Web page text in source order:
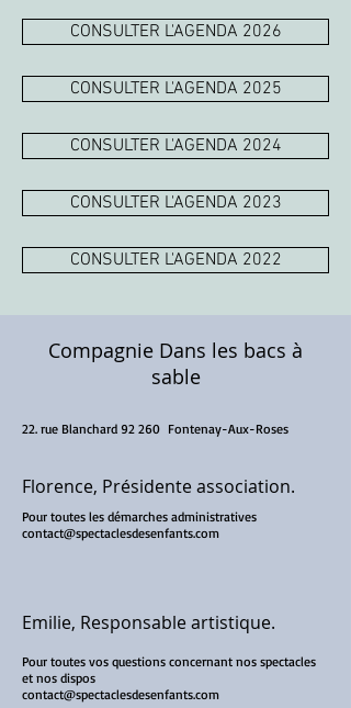
CONSULTER L'AGENDA 2026
CONSULTER L'AGENDA 2025
CONSULTER L'AGENDA 2024
CONSULTER L'AGENDA 2023
CONSULTER L'AGENDA 2022
Compagnie Dans les bacs à
sable
22. rue Blanchard 92 260 Fontenay-Aux-Roses
Florence, Présidente association.
Pour toutes les démarches administratives
contact@spectaclesdesenfants.com
Emilie, Responsable artistique.
Pour toutes vos questions concernant nos spectacles
et nos dispos
contact@spectaclesdesenfants.com